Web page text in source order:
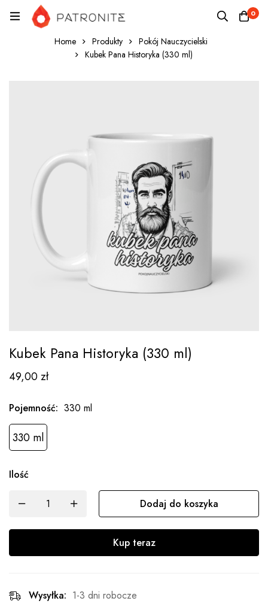
0
Home Produkty
Pokój Nauczycielski
Kubek Pana Historyka (330 ml)
Kubek Pana Historyka (330 ml)
49,00zł
Pojemność: 330 ml
330 ml
Ilość
Dodaj do koszyka
Kup teraz
Wysyłka: 1-3 dni robocze